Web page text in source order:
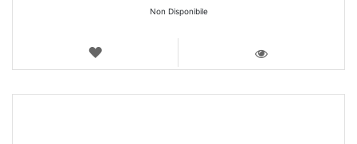
Non Disponibile
LISTA